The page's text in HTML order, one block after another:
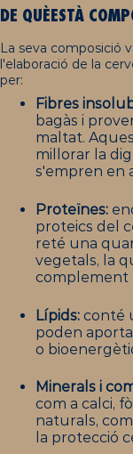
DE QUÈ ESTÀ
La seva composició
l'elaboració de la
per:
Fibres
bagàs i
maltat.
millorar la
s'empren en
Proteïnes:
proteics del
reté una
vegetals, la
complement
Lípids: conté
poden
o
Minerals i
com a calci,
naturals,
la protecció